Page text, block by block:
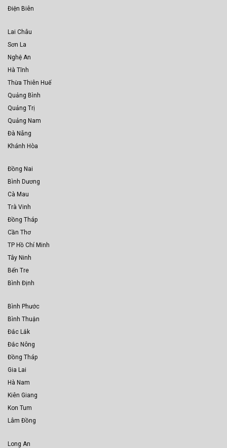
Điện Biên
Lai Châu
Sơn La
Nghệ An
Hà Tĩnh
Thừa Thiên Huế
Quảng Bình
Quảng Trị
Quảng Nam
Đà Nẵng
Khánh Hòa
Đồng Nai
Bình Dương
Cà Mau
Trà Vinh
Đồng Tháp
Cần Thơ
TP Hồ Chí Minh
Tây Ninh
Bến Tre
Bình Định
Bình Phước
Bình Thuận
Đắc Lắk
Đắc Nông
Đồng Tháp
Gia Lai
Hà Nam
Kiên Giang
Kon Tum
Lâm Đồng
Long An